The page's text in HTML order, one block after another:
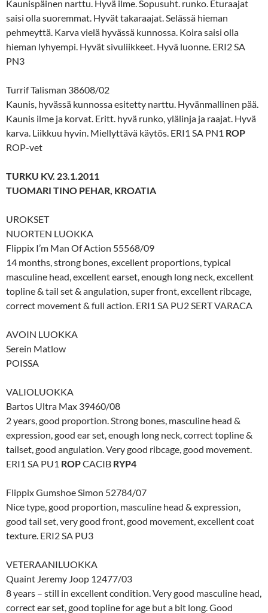
Kaunispäinen narttu. Hyvä ilme. Sopusuht. runko. Eturaajat
saisi olla suoremmat. Hyvät takaraajat. Selässä hieman
pehmeyttä. Karva vielä hyvässä kunnossa. Koira saisi olla
hieman lyhyempi. Hyvät sivuliikkeet. Hyvä luonne. ERI2 SA
PN3
Turrif Talisman 38608/02
Kaunis, hyvässä kunnossa esitetty narttu. Hyvänmallinen pää.
Kaunis ilme ja korvat. Eritt. hyvä runko, ylälinja ja raajat. Hyvä
karva. Liikkuu hyvin. Miellyttävä käytös. ERI1 SA PN1 ROP
ROP-vet
TURKU KV. 23.1.2011
TUOMARI TINO PEHAR, KROATIA
UROKSET
NUORTEN LUOKKA
Flippix I’m Man Of Action 55568/09
14 months, strong bones, excellent proportions, typical
masculine head, excellent earset, enough long neck, excellent
topline & tail set & angulation, super front, excellent ribcage,
correct movement & full action. ERI1 SA PU2 SERT VARACA
AVOIN LUOKKA
Serein Matlow
POISSA
VALIOLUOKKA
Bartos Ultra Max 39460/08
2 years, good proportion. Strong bones, masculine head &
expression, good ear set, enough long neck, correct topline &
tailset, good angulation. Very good ribcage, good movement.
ERI1 SA PU1 ROPCACIB RYP4
Flippix Gumshoe Simon 52784/07
Nice type, good proportion, masculine head & expression,
good tail set, very good front, good movement, excellent coat
texture. ERI2 SA PU3
VETERAANILUOKKA
Quaint Jeremy Joop 12477/03
8 years – still in excellent condition. Very good masculine head,
correct ear set, good topline for age but a bit long. Good